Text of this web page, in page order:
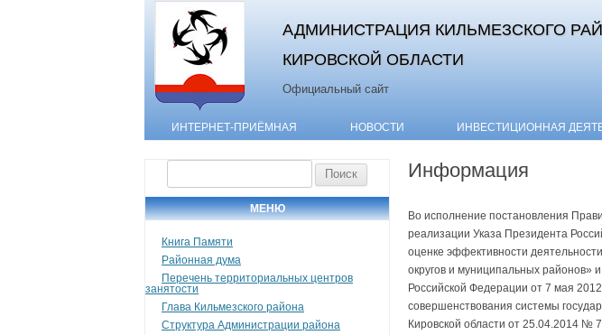
АДМИНИСТРАЦИЯ КИЛЬМЕЗСКОГО
КИРОВСКОЙ ОБЛАСТИ
Официальный сайт
ИНТЕРНЕТ-ПРИЁМНАЯ НОВОСТИ ИНВЕСТИЦИОННАЯ
МЕНЮ
Книга Памяти
Районная дума
Перечень территориальных центров
занятости
Глава Кильмезского района
Структура Администрации района
Информация
Во исполнение постановления
реализации Указа Президента
оценке эффективности
округов и муниципальных районов»
Российской Федерации от 7 мая
совершенствования системы
Кировской области от 25.04.2014 №